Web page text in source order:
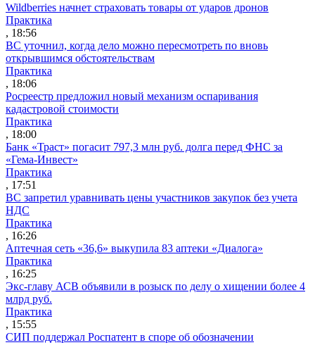
Wildberries начнет страховать товары от ударов дронов
Практика
, 18:56
ВС уточнил, когда дело можно пересмотреть по вновь
открывшимся обстоятельствам
Практика
, 18:06
Росреестр предложил новый механизм оспаривания
кадастровой стоимости
Практика
, 18:00
Банк «Траст» погасит 797,3 млн руб. долга перед ФНС за
«Гема-Инвест»
Практика
, 17:51
ВС запретил уравнивать цены участников закупок без учета
НДС
Практика
, 16:26
Аптечная сеть «36,6» выкупила 83 аптеки «Диалога»
Практика
, 16:25
Экс-главу АСВ объявили в розыск по делу о хищении более 4
млрд руб.
Практика
, 15:55
СИП поддержал Роспатент в споре об обозначении